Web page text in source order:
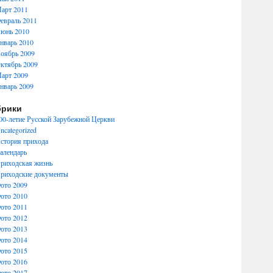
2011
2011
2010
2010
2009
2009
2009
2009
летие Русской Зарубежной Церкви
прихода
жизнь
документы
2009
2010
2011
2012
2013
2014
2015
2016